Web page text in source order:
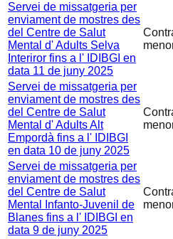
Servei de missatgeria per
enviament de mostres des
del Centre de Salut
Mental d' Adults Selva
Interiror fins a l' IDIBGI en
data 11 de juny 2025
Servei de missatgeria per
enviament de mostres des
del Centre de Salut
Mental d' Adults Alt
Empordà fins a l' IDIBGI
en data 10 de juny 2025
Servei de missatgeria per
enviament de mostres des
del Centre de Salut
Mental Infanto-Juvenil de
Blanes fins a l' IDIBGI en
data 9 de juny 2025